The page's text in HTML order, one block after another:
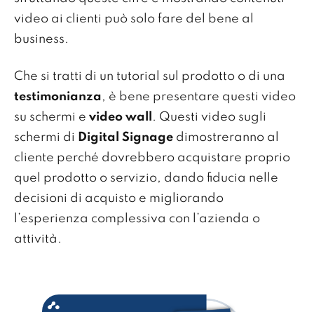
video ai clienti può solo fare del bene al
business.
Che si tratti di un tutorial sul prodotto o di una
testimonianza, è bene presentare questi video
su schermi e video wall
. Questi video sugli
schermi di Digital Signage dimostreranno al
cliente perché dovrebbero acquistare proprio
quel prodotto o servizio, dando fiducia nelle
decisioni di acquisto e migliorando
l’esperienza complessiva con l’azienda o
attività.